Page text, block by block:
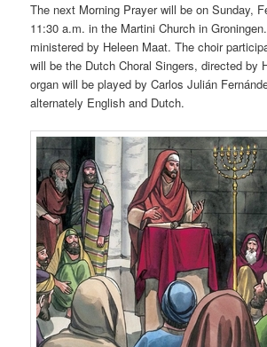
The next Morning Prayer will be on Sunday,
11:30 a.m. in the Martini Church in
ministered by Heleen Maat. The choir
will be the Dutch Choral Singers, directed by
organ will be played by Carlos Julián
alternately English and Dutch.